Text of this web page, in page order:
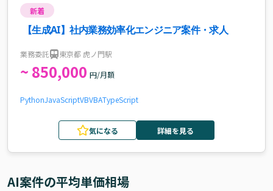
新着
【生成AI】社内業務効率化エンジニア案件・求人
業務委託 東京都 虎ノ門駅
~ 850,000 円/月額
PythonJavaScriptVBVBATypeScript
気になる 詳細を見る
AI案件の平均単価相場